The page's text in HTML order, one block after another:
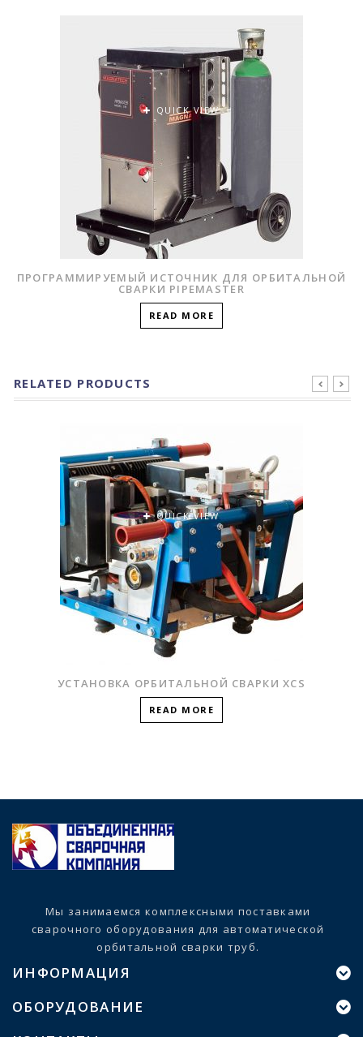
QUICK VIEW
ПРОГРАММИРУЕМЫЙ ИСТОЧНИК ДЛЯ ОРБИТАЛЬНОЙ
СВАРКИ PIPEMASTER
READ MORE
RELATED PRODUCTS
QUICK VIEW
УСТАНОВКА ОРБИТАЛЬНОЙ СВАРКИ XCS
READ MORE
pre
v
ne
xt
Мы занимаемся комплексными поставками
сварочного оборудования для автоматической
орбитальной сварки труб.
ИНФОРМАЦИЯ
ОБОРУДОВАНИЕ